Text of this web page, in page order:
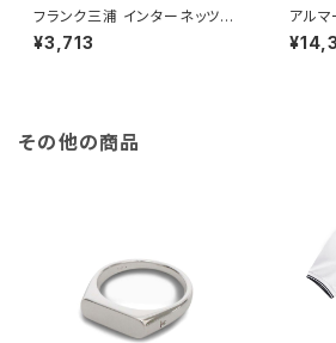
フランク三浦 インターネッツ別
注 メンズ 腕時計 FM01IT-SVP
K ホワイト/ピンク 【ネット限定】
¥3,713
アル
ANI
ズ 腕
その他の商品